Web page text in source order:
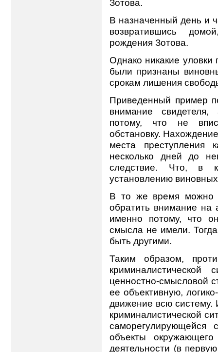
Зотова.
В назначенный день и
возвратившись
рождения Зотова.
Однако никакие
были признаны
срокам лишения
Приведенный пример
внимание
потому, что не
обстановку.
места
несколько дней до
следствие. Что, в
установлению
В то же время можно
обратить внимание на
именно потому, что
смысла не имели.
быть другими.
Таким образом,
ценностно-смысловой
ее объективную,
движение всю систему.
криминалистической
саморегулирующейся
объекты
деятельности (в